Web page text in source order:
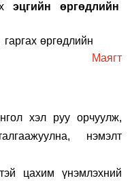
эцгийн өргөдлийн
өргөдлийн
Маягт
хэл руу орчуулж,
нэмэлт
цахим үнэмлэхний